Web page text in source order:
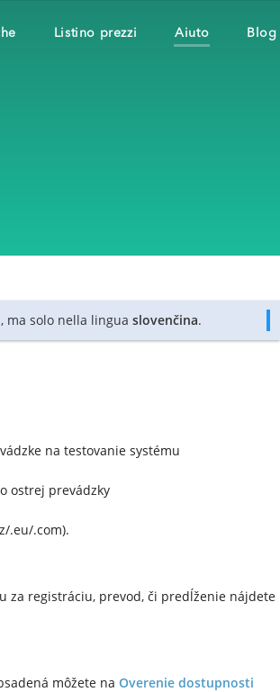
Listino prezzi Aiuto Blog
, ma solo nella lingua slovenčina.
na testovanie systému
ostrej prevádzky
.eu/.com).
za registráciu, prevod, či predĺženie nájdete
môžete na Overenie dostupnosti